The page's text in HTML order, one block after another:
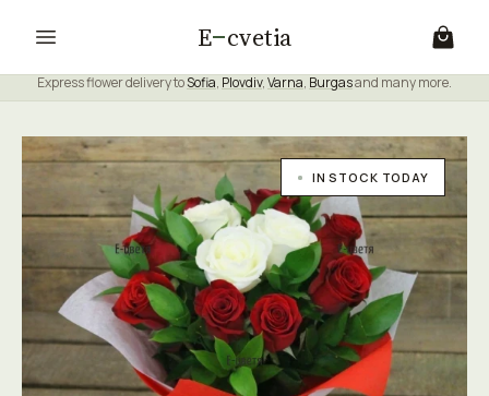
E cvetia
Express flower delivery toSofia, Plovdiv,Varna, Burgasand many more.
IN STOCK TODAY